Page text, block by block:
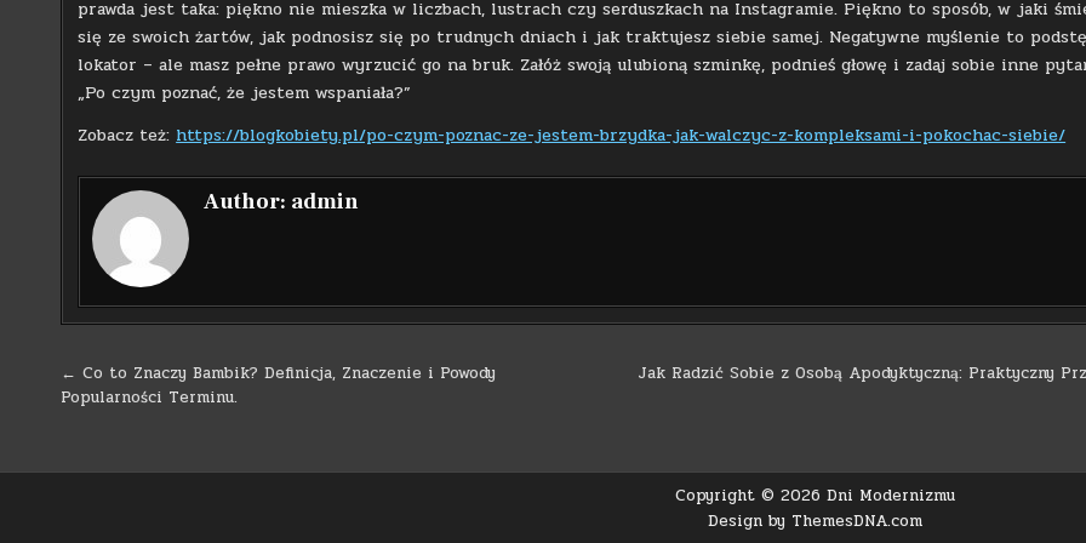
prawda jest taka: piękno nie mieszka w liczbach, lustrach czy serduszkach na Instagramie. Piękno to sposób, w jaki
się ze swoich żartów, jak podnosisz się po trudnych dniach i jak traktujesz siebie samej. Negatywne myślenie to
lokator – ale masz pełne prawo wyrzucić go na bruk. Załóż swoją ulubioną szminkę, podnieś głowę i zadaj sobie inne
„Po czym poznać, że jestem wspaniała?”
Zobacz też: https://blogkobiety.pl/po-czym-poznac-ze-jestem-brzydka-jak-walczyc-z-kompleksami-i-pokochac-siebie/
Author: admin
Nawigacja
wpisu
Jak Radzić Sobie z Osobą Apodyktyczną: Praktyczny
← Co to Znaczy Bambik? Definicja, Znaczenie i Powody
Popularności Terminu.
Copyright © 2026 Dni Modernizmu
Design by ThemesDNA.com